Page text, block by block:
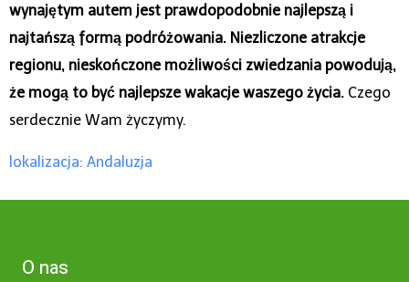
wynajętym autem jest prawdopodobnie najlepszą i
najtańszą formą podróżowania. Niezliczone atrakcje
regionu, nieskończone możliwości zwiedzania powodują,
że mogą to być najlepsze wakacje waszego życia. Czego
serdecznie Wam życzymy.
lokalizacja: Andaluzja
O nas